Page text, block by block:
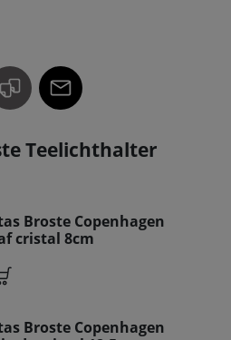
Teelichthalter
Broste Copenhagen
cristal 8cm
Broste Copenhagen